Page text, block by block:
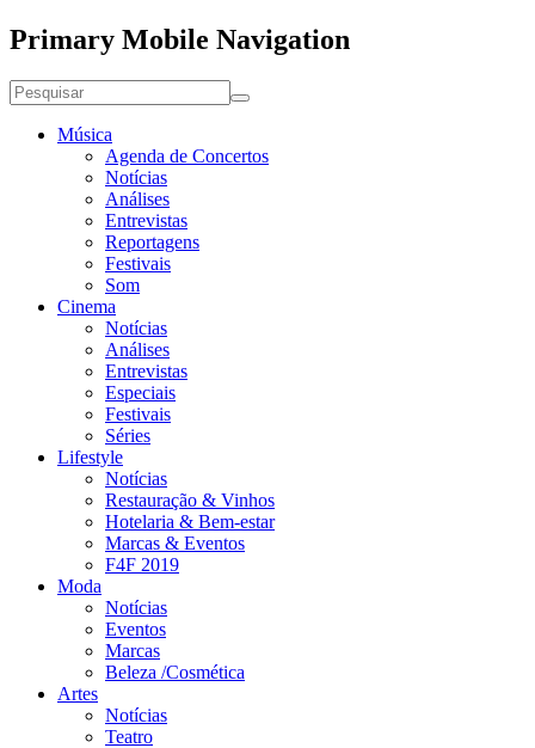
Primary Mobile Navigation
Música
Agenda de Concertos
Notícias
Análises
Entrevistas
Reportagens
Festivais
Som
Cinema
Notícias
Análises
Entrevistas
Especiais
Festivais
Séries
Lifestyle
Notícias
Restauração & Vinhos
Hotelaria & Bem-estar
Marcas & Eventos
F4F 2019
Moda
Notícias
Eventos
Marcas
Beleza /Cosmética
Artes
Notícias
Teatro